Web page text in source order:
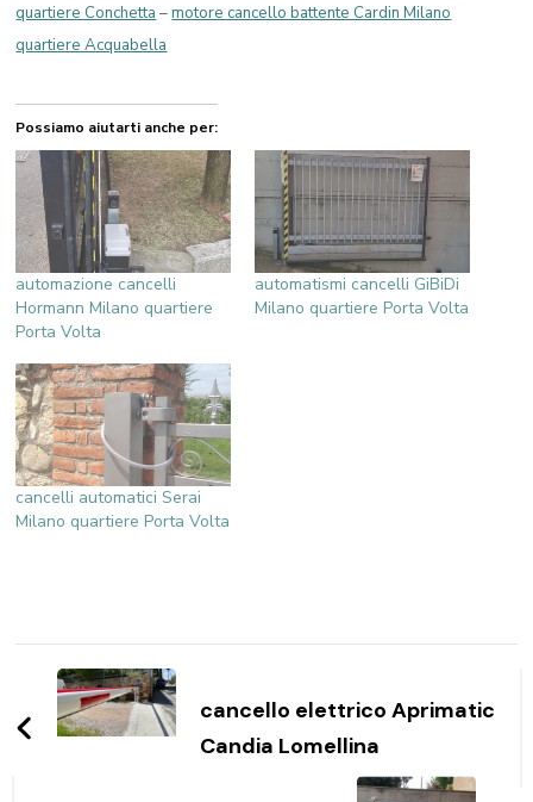
quartiere Conchetta –motore cancello battente Cardin Milano
quartiere Acquabella
Possiamo aiutarti anche per:
automazione cancelli
Hormann Milano quartiere
Porta Volta
automatismi cancelli GiBiDi
Milano quartiere Porta Volta
cancelli automatici Serai
Milano quartiere Porta Volta
Navigazione
articoli
cancello elettrico Aprimatic
Candia Lomellina